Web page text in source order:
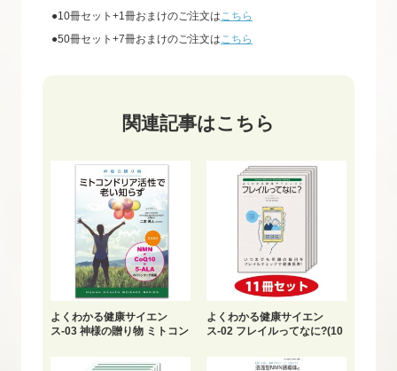
●10冊セット+1冊おまけのご注文はこちら
●50冊セット+7冊おまけのご注文はこちら
関連記事はこちら
よくわかる健康サイエン
ス-03 神様の贈り物 ミトコン
よくわかる健康サイエン
ス-02 フレイルってなに?(10